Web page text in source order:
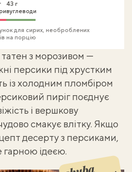
43 г
вуглеводи
для сирих, необроблених
на порцію
з морозивом —
персики під хрустким
із холодним пломбіром
пиріг поєднує
і вершкову
смакує влітку. Якщо
десерту з персиками,
гарною ідеєю.